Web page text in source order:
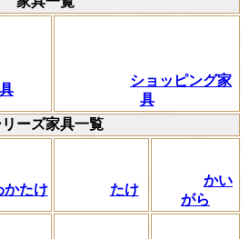
ショッピング家
具
リーズ家具一覧
かたけ たけ
かい
がら